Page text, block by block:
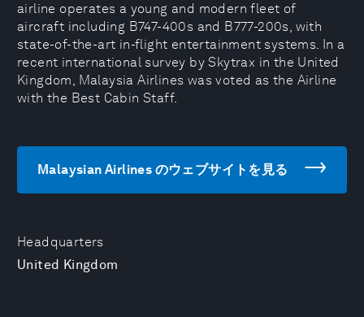
Headquarters
United Kingdom
airline operates a young and modern fleet of
aircraft including B747-400s and B777-200s, with
state-of-the-art in-flight entertainment systems. In a
recent international survey by Skytrax in the United
Kingdom, Malaysia Airlines was voted as the Airline
with the Best Cabin Staff.
Malaysian Airlines のウェブサイトを見る